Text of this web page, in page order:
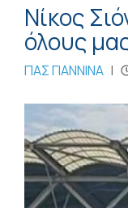
Νίκος
όλους
ΠΑΣ ΓΙΑΝΝΙΝΑ |